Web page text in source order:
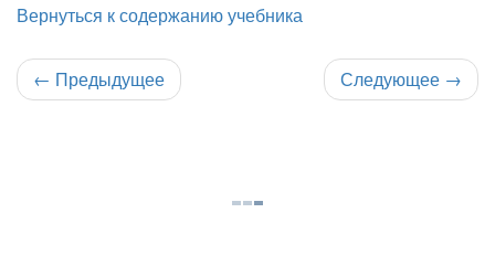
Вернуться к содержанию учебника
← Предыдущее Следующее →